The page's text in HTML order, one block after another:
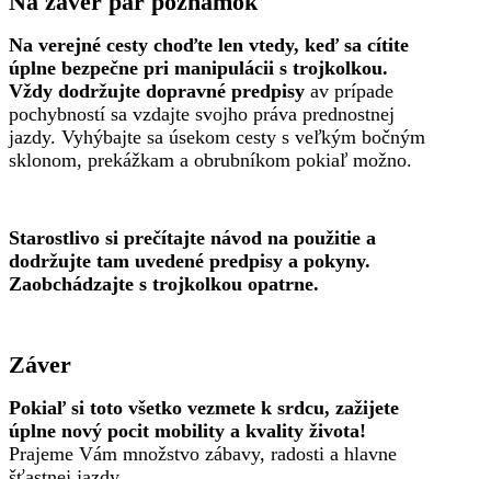
Na verejné cesty choďte len vtedy, keď sa cítite
úplne bezpečne pri manipulácii s trojkolkou.
Vždy dodržujte dopravné predpisy av prípade
pochybností sa vzdajte svojho práva prednostnej
jazdy. Vyhýbajte sa úsekom cesty s veľkým bočným
sklonom, prekážkam a obrubníkom pokiaľ možno.
Starostlivo si prečítajte návod na použitie a
dodržujte tam uvedené predpisy a pokyny.
Zaobchádzajte s trojkolkou opatrne.
Záver
Pokiaľ si toto všetko vezmete k srdcu, zažijete
úplne nový pocit mobility a kvality života!
Prajeme Vám množstvo zábavy, radosti a hlavne